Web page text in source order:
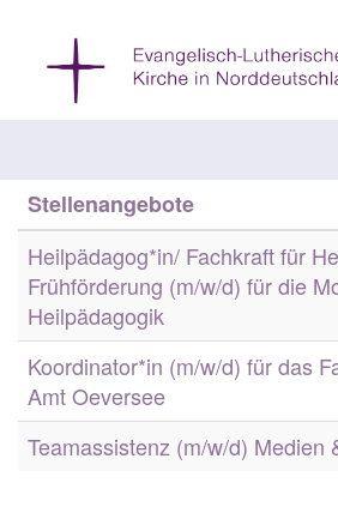
Stellenangebote
Heilpädagog*in/ Fachkraft für
Frühförderung (m/w/d) für die
Heilpädagogik
Koordinator*in (m/w/d) für das
Amt Oeversee
Teamassistenz (m/w/d) Medien